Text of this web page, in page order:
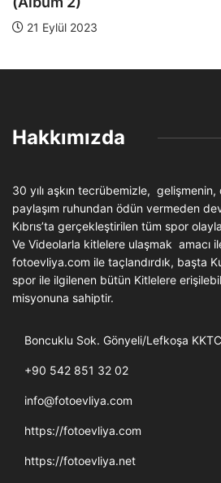
21 Eylül 2023
Hakkımızda
30 yılı aşkın tecrübemizle,
paylaşım ruhundan ödün vermeden
Kıbrıs’ta gerçekleştirilen tüm spor
Ve Videolarla kitlelere ulaşmak amacı
fotoevliya.com ile taçlandırdık, başta
spor ile ilgilenen bütün Kitlelere
misyonuna sahiptir.
Boncuklu Sok. Gönyeli/Lefkoşa KKTC
+90 542 851 32 02
info@fotoevliya.com
https://fotoevliya.com
https://fotoevliya.net